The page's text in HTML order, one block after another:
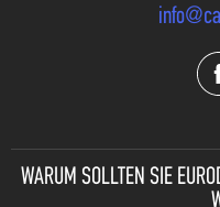
WARUM SOLLTEN SIE